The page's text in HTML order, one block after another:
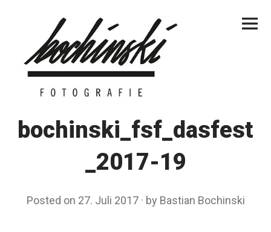
Menu
bochinski_fsf_dasfest
_2017-19
Posted on 27. Juli 2017 by Bastian Bochinski